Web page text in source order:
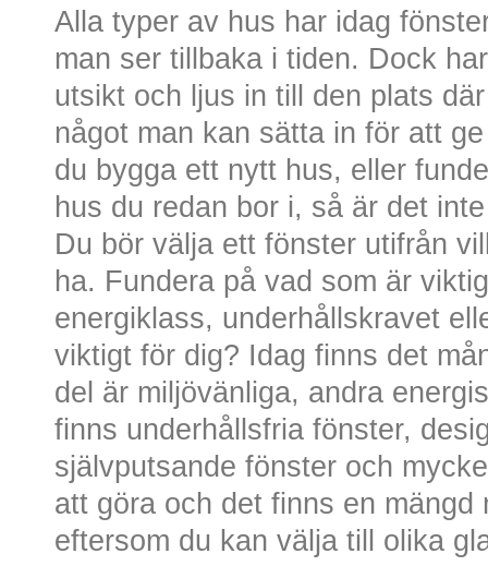
Alla typer av hus har idag
man ser tillbaka i tiden. Dock
utsikt och ljus in till den plats
något man kan sätta in för att
du bygga ett nytt hus, eller
hus du redan bor i, så är det
Du bör välja ett fönster utifrån
ha. Fundera på vad som är
energiklass, underhållskravet
viktigt för dig? Idag finns det
del är miljövänliga, andra
finns underhållsfria fönster,
självputsande fönster och
att göra och det finns en
eftersom du kan välja till olika